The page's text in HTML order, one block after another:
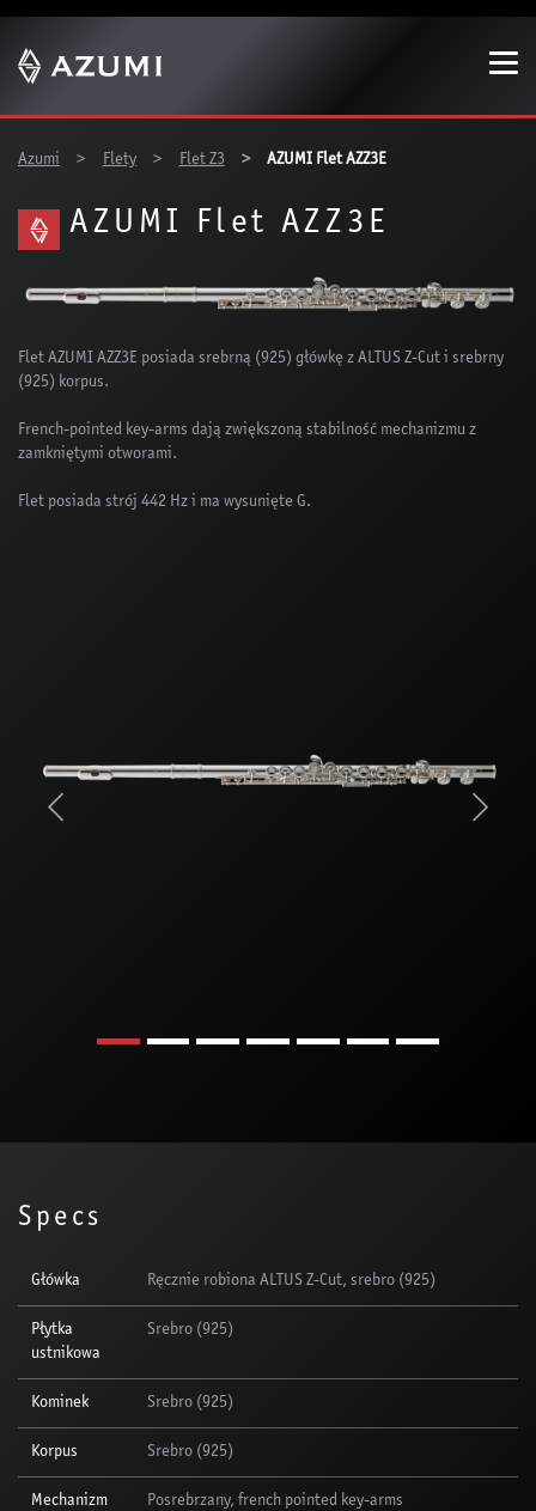
Azumi
Flety Flet Z3 AZUMI Flet AZZ3E
AZUMI Flet AZZ3E
Flet AZUMI AZZ3E posiada srebrną (925) główkę z ALTUS Z-Cut i srebrny
(925) korpus.
French-pointed key-arms dają zwiększoną stabilność mechanizmu z
zamkniętymi otworami.
Flet posiada strój 442 Hz i ma wysunięte G.
Previous Next
Specs
Główka Ręcznie robiona ALTUS Z-Cut, srebro (925)
Płytka
ustnikowa
Srebro (925)
Kominek Srebro (925)
Korpus Srebro (925)
Mechanizm Posrebrzany, french pointed key-arms